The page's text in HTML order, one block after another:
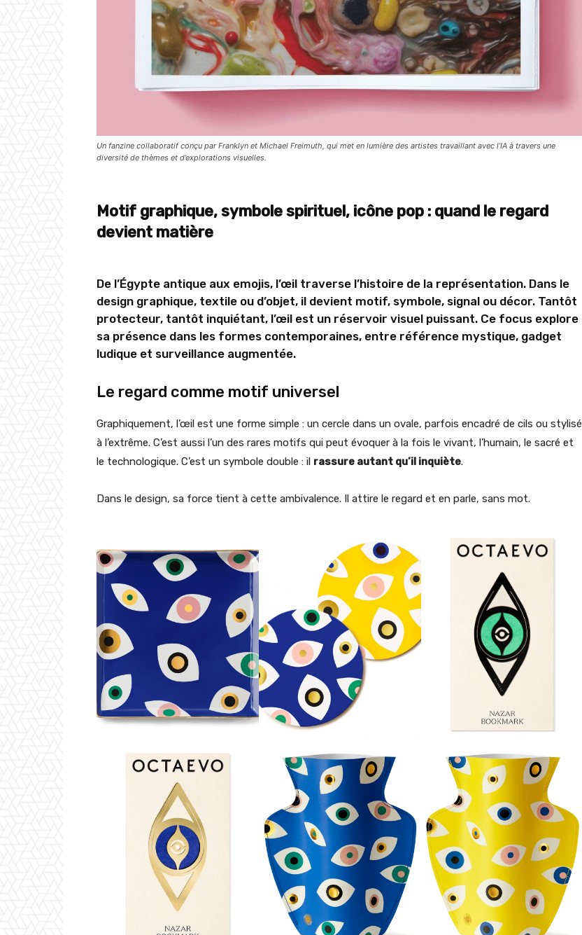
Un fanzine collaboratif conçu par Franklyn et Michael Freimuth, qui met en lumière des artistes travaillant avec l’IA à travers une
diversité de thèmes et d’explorations visuelles.
Motif graphique, symbole spirituel, icône pop : quand le regard
devient matière
De l’Égypte antique aux emojis, l’œil traverse l’histoire de la représentation. Dans le
design graphique, textile ou d’objet, il devient motif, symbole, signal ou décor. Tantôt
protecteur, tantôt inquiétant, l’œil est un réservoir visuel puissant. Ce focus explore
sa présence dans les formes contemporaines, entre référence mystique, gadget
ludique et surveillance augmentée.
Le regard comme motif universel
Graphiquement, l’œil est une forme simple : un cercle dans un ovale, parfois encadré de cils ou stylisé
à l’extrême. C’est aussi l’un des rares motifs qui peut évoquer à la fois le vivant, l’humain, le sacré et
le technologique. C’est un symbole double : il rassure autant qu’il inquiète.
Dans le design, sa force tient à cette ambivalence. Il attire le regard et en parle, sans mot.